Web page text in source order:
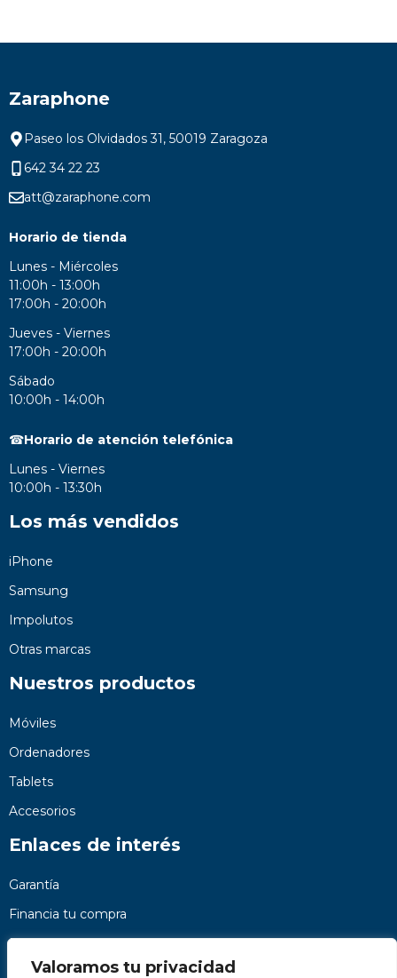
Valoramos tu privacidad
Zaraphone
Paseo los Olvidados 31, 50019 Zaragoza
642 34 22 23
att@zaraphone.com
Horario de tienda
Lunes - Miércoles
11:00h - 13:00h
17:00h - 20:00h
Jueves - Viernes
17:00h - 20:00h
Sábado
10:00h - 14:00h
☎Horario de atención telefónica
Lunes - Viernes
10:00h - 13:30h
Los más vendidos
iPhone
Samsung
Impolutos
Otras marcas
Nuestros productos
Móviles
Ordenadores
Tablets
Accesorios
Enlaces de interés
Garantía
Financia tu compra
Preguntas frecuentes
Nosotros